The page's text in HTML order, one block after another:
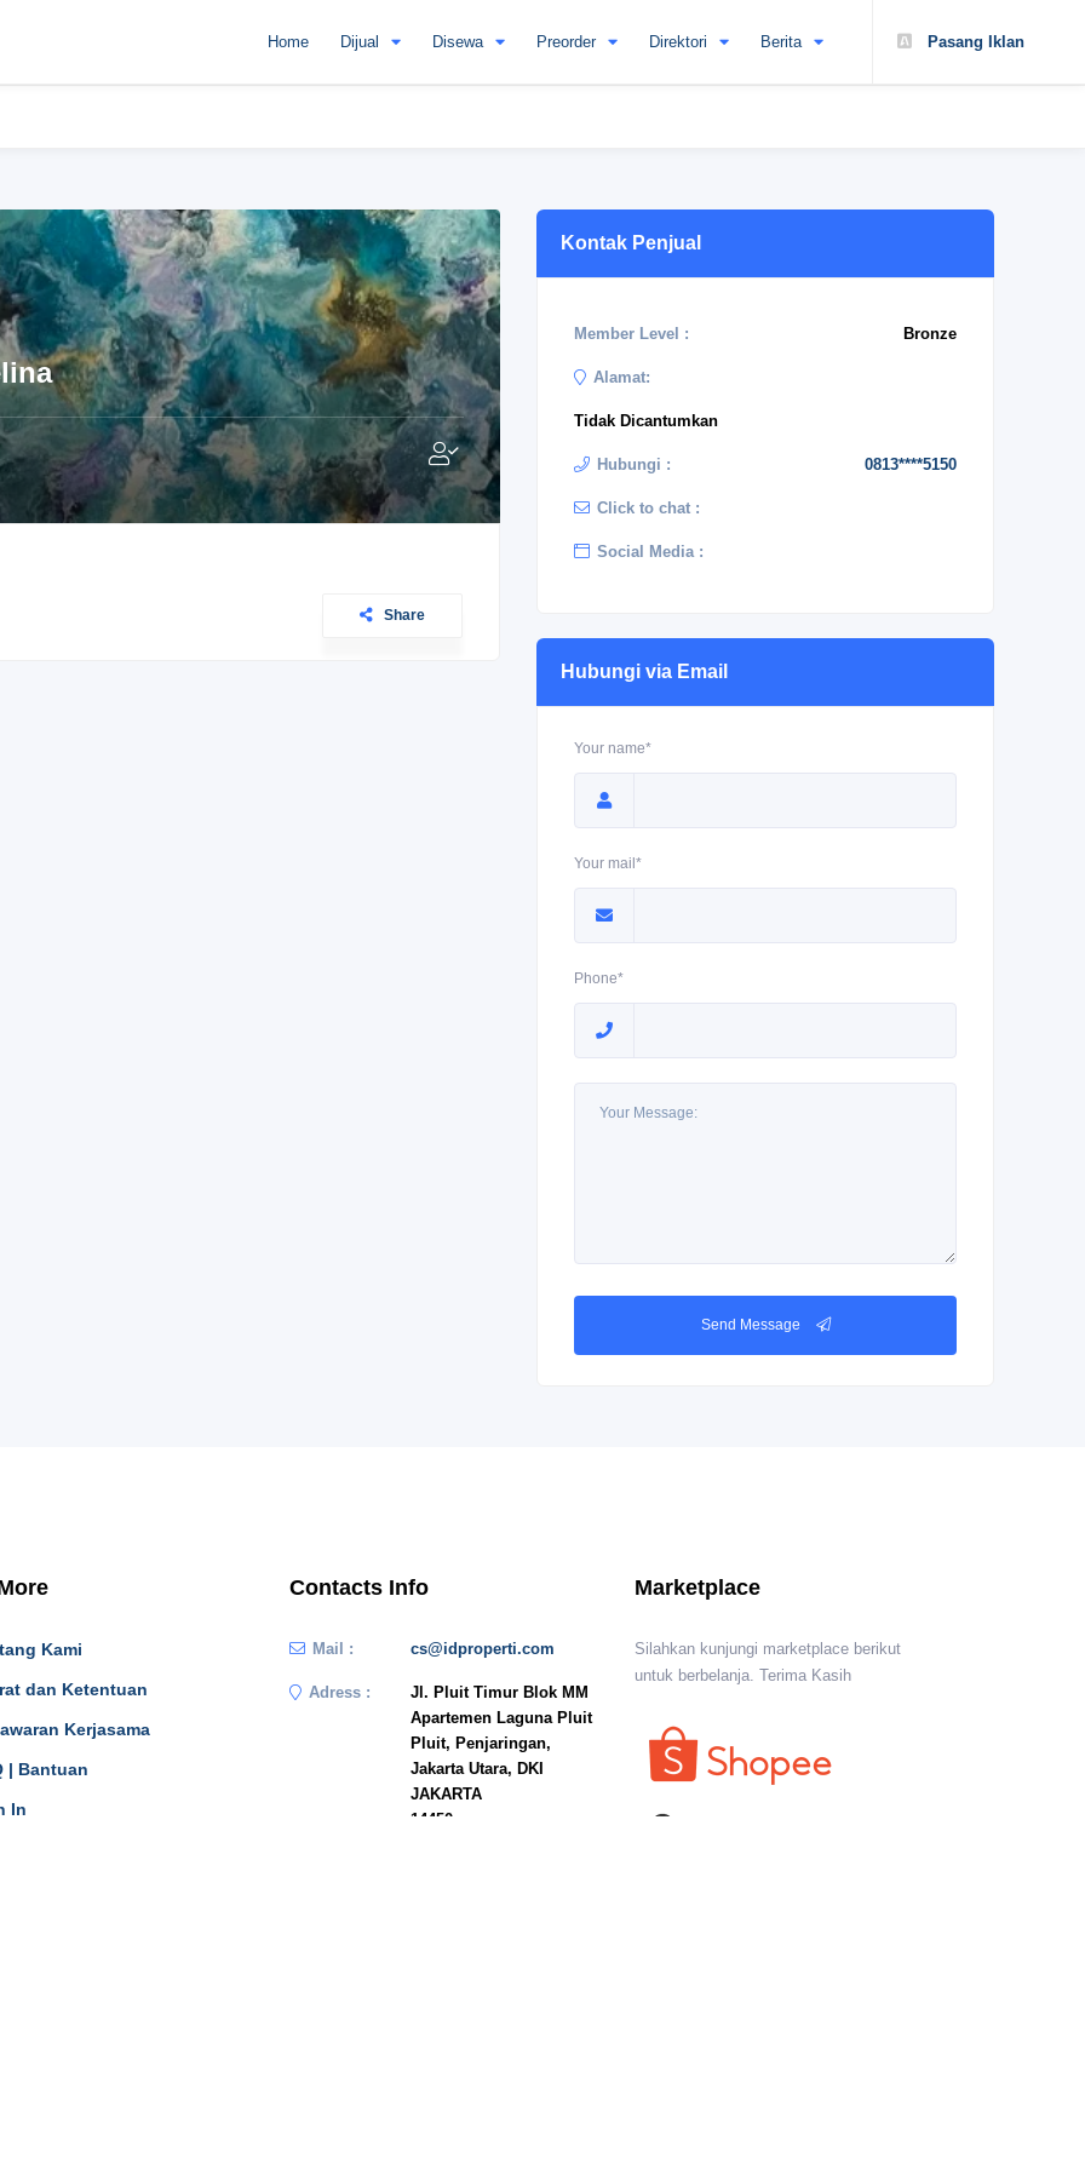
Pasang Iklan
Home Dijual Disewa Preorder Direktori Berita
Share
Kontak Penjual
Member Level : Bronze
Alamat:
Tidak Dicantumkan
Hubungi : 0813****5150
Click to chat :
Social Media :
Hubungi via Email
Your name*
Your mail*
Phone*
Send Message
Kami
dan Ketentuan
Kerjasama
| Bantuan
In
Contacts Info
Mail : cs@idproperti.com
Adress :
Jl. Pluit Timur Blok MM
Apartemen Laguna Pluit
Pluit, Penjaringan,
Jakarta Utara, DKI
JAKARTA
14450
Marketplace
Silahkan kunjungi marketplace berikut
untuk berbelanja. Terima Kasih